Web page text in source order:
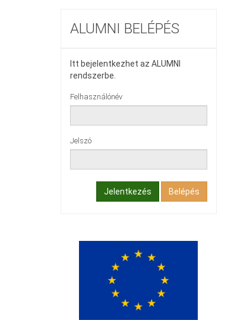
ALUMNI BELÉPÉS
Itt bejelentkezhet az ALUMNI
rendszerbe.
Felhasználónév
Jelszó
Jelentkezés Belépés